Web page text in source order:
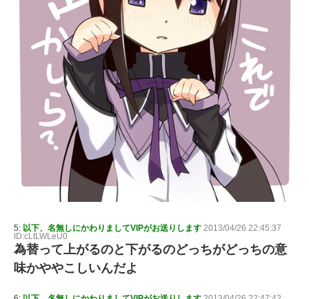
5: 以下、名無しにかわりましてVIPがお送りします 2013/04/26 22:45:37
ID:cLtLWLeU0
為替って上がるのと下がるのどっちがどっちの意
味かややこしいんだよ